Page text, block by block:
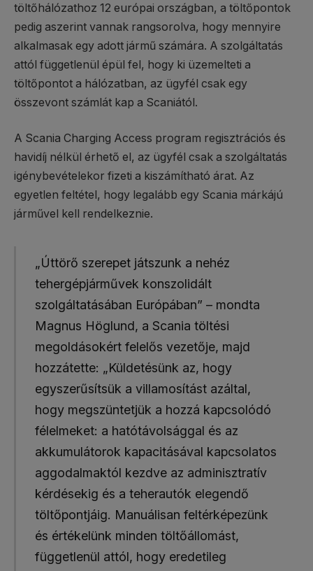
töltőhálózathoz 12 európai országban, a töltőpontok
pedig aszerint vannak rangsorolva, hogy mennyire
alkalmasak egy adott jármű számára. A szolgáltatás
attól függetlenül épül fel, hogy ki üzemelteti a
töltőpontot a hálózatban, az ügyfél csak egy
összevont számlát kap a Scaniától.
A Scania Charging Access program regisztrációs és
havidíj nélkül érhető el, az ügyfél csak a szolgáltatás
igénybevételekor fizeti a kiszámítható árat. Az
egyetlen feltétel, hogy legalább egy Scania márkájú
járművel kell rendelkeznie.
„Úttörő szerepet játszunk a nehéz
tehergépjárművek konszolidált
szolgáltatásában Európában” – mondta
Magnus Höglund, a Scania töltési
megoldásokért felelős vezetője, majd
hozzátette: „Küldetésünk az, hogy
egyszerűsítsük a villamosítást azáltal,
hogy megszüntetjük a hozzá kapcsolódó
félelmeket: a hatótávolsággal és az
akkumulátorok kapacitásával kapcsolatos
aggodalmaktól kezdve az adminisztratív
kérdésekig és a teherautók elegendő
töltőpontjáig. Manuálisan feltérképezünk
és értékelünk minden töltőállomást,
függetlenül attól, hogy eredetileg